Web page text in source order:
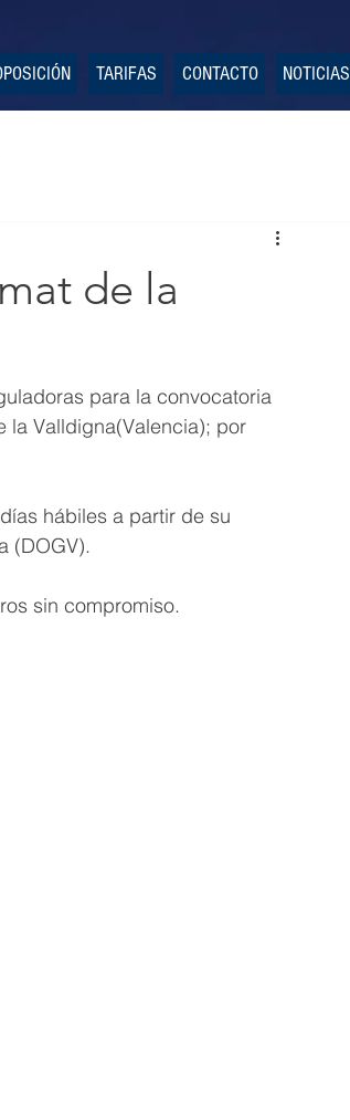
TARIFAS CONTACTO NOTICIAS
de la
para la convocatoria
la Valldigna(Valencia); por
hábiles a partir de su
(DOGV).
sin compromiso.